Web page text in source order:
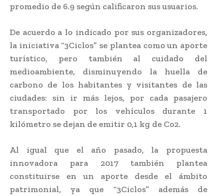
promedio de 6.9 según calificaron sus usuarios.
De acuerdo a lo indicado por sus organizadores,
la iniciativa “3Ciclos” se plantea como un aporte
turístico, pero también al cuidado del
medioambiente, disminuyendo la huella de
carbono de los habitantes y visitantes de las
ciudades: sin ir más lejos, por cada pasajero
transportado por los vehículos durante 1
kilómetro se dejan de emitir 0,1 kg de Co2.
Al igual que el año pasado, la propuesta
innovadora para 2017 también plantea
constituirse en un aporte desde el ámbito
patrimonial, ya que “3Ciclos” además de